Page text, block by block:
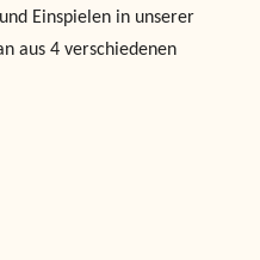
Einspielen in unserer
aus 4 verschiedenen